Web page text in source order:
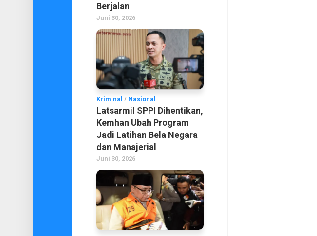
Berjalan
Juni 30, 2026
Kriminal / Nasional
Latsarmil SPPI Dihentikan,
Kemhan Ubah Program
Jadi Latihan Bela Negara
dan Manajerial
Juni 30, 2026